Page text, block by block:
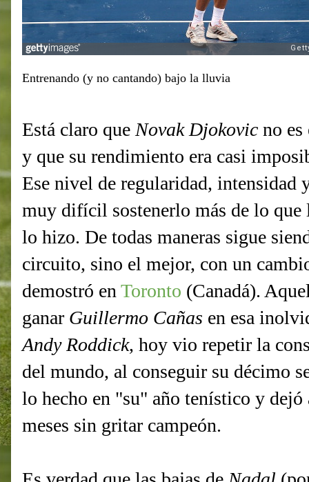
Entrenando (y no cantando) bajo la lluvia
Está claro que Novak Djokovic no es
y que su rendimiento era casi
Ese nivel de regularidad, intensidad
muy difícil sostenerlo más de lo que
lo hizo. De todas maneras sigue
circuito, sino el mejor, con un
demostró en Toronto (Canadá).
ganar Guillermo Cañas en esa
Andy Roddick, hoy vio repetir la
del mundo, al conseguir su décimo
lo hecho en "su" año tenístico y dejó
meses sin gritar campeón.